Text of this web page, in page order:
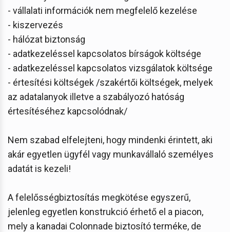
- vállalati információk nem megfelelő kezelése
- kiszervezés
- hálózat biztonság
- adatkezeléssel kapcsolatos bírságok költsége
- adatkezeléssel kapcsolatos vizsgálatok költsége
- értesítési költségek /szakértői költségek, melyek
az adatalanyok illetve a szabályozó hatóság
értesítéséhez kapcsolódnak/
Nem szabad elfelejteni, hogy mindenki érintett, aki
akár egyetlen ügyfél vagy munkavállaló személyes
adatát is kezeli!
A felelősségbiztosítás megkötése egyszerű,
jelenleg egyetlen konstrukció érhető el a piacon,
mely a kanadai Colonnade biztosító terméke, de